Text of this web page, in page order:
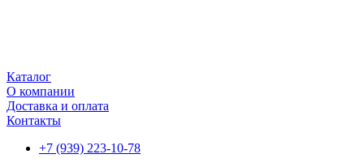
Каталог
О компании
Доставка и оплата
Контакты
+7 (939) 223-10-78